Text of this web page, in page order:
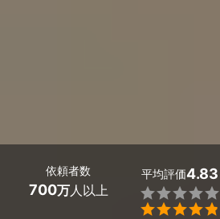
依頼者数
700万人以上
平均評価4.83

